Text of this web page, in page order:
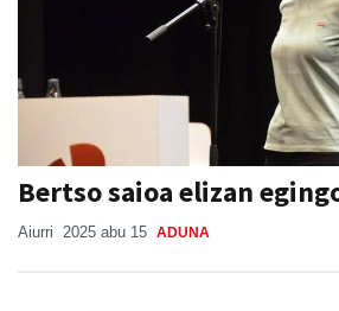
Bertso saioa elizan
Aiurri 2025 abu 15 ADUNA